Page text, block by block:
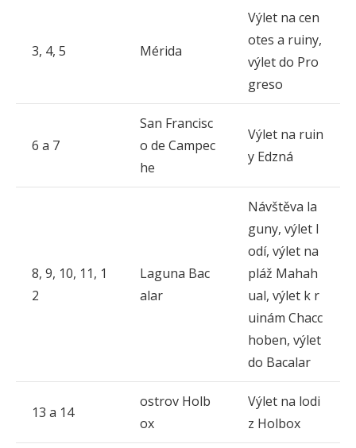
3, 4, 5 Mérida
Výlet na cen
otes a ruiny,
výlet do Pro
greso
6 a 7
San Francisc
o de Campec
he
Výlet na ruin
y Edzná
8, 9, 10, 11, 1
2
Laguna Bac
alar
Návštěva la
guny, výlet l
odí, výlet na
pláž Mahah
ual, výlet k r
uinám Chacc
hoben, výlet
do Bacalar
13 a 14
ostrov Holb
ox
Výlet na lodi
z Holbox